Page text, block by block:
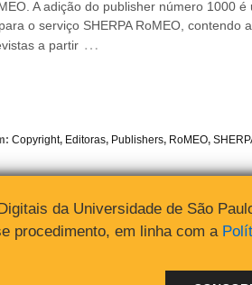
A adição do publisher número 1000 é
o serviço SHERPA RoMEO, contendo
a partir …
Copyright, Editoras, Publishers, RoMEO,
da Universidade de São
procedimento, em linha com a